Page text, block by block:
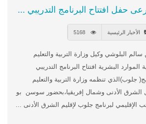
حفل افتتاح البرنامج التدريبي ...
الأخبار الرئيسية
البلوشي وكيل وزارة التربية والتعليم
الموارد البشرية افتتاح البرنامج التدريبي
جلوب)الذي تنظمه وزارة التربية والتعليم
الشرق الأدنى وشمال إفريقيا،بحضور سوسن بو
الإقليمي لبرنامج جلوب لإقليم الشرق الأدنى ...